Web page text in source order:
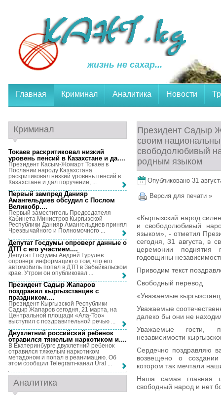
жизнь не сахар...
Главная Криминал Аналитика Новости
Президент Садыр
своим
свободолюбивый
родным языком
Опубликовано 31
Версия для печати »
«Кыргызский народ
и свободолюбивый
языком», - отметил
сегодня, 31 августа, в
церемонии поднятия
годовщины
Приводим текст
Свободный перевод
«Уважаемые
Уважаемые
далеко бы они не
Уважаемые гости,
независимости
Сердечно поздравляю
возвещено о создании
котором так мечтали
Наша самая главная
свободный народ и нет
Криминал
Токаев раскритиковал низкий
уровень пенсий в Казахстане и да....
Президент Касым-Жомарт Токаев в
Послании народу Казахстана
раскритиковал низкий уровень пенсий в
Казахстане и дал поручение, ...
Первый зампред Данияр
Амангельдиев обсудил с Послом
Великобр....
Первый заместитель Председателя
Кабинета Министров Кыргызской
Республики Данияр Амангельдиев принял
Чрезвычайного и Полномочного ...
Депутат Госдумы опроверг данные о
ДТП с его участием....
Депутат Госдумы Андрей Гурулев
опроверг информацию о том, что его
автомобиль попал в ДТП в Забайкальском
крае. Утром он опубликовал ...
Президент Садыр Жапаров
поздравил кыргызстанцев с
праздником....
Президент Кыргызской Республики
Садыр Жапаров сегодня, 21 марта, на
Центральной площади «Ала-Тоо»
выступил с поздравительной речью ...
Двухлетний российский ребенок
отравился тяжелым наркотиком и....
В Екатеринбурге двухлетний ребенок
отравился тяжелым наркотиком
метадоном и попал в реанимацию. Об
этом сообщил Telegram-канал Ural ...
Аналитика